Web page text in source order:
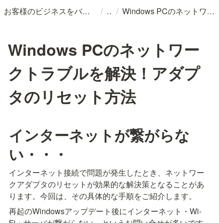
お客様のビジネスをバックアップする 。 / / Windows PCのネットワークトラブルを解決！アダプタのリセット方法
Windows PCのネットワー
クトラブルを解決！アダプ
タのリセット方法
インターネットが繋がらな
い・・・
インターネット接続で問題が発生したとき、ネットワー
クアダプタのリセットが効果的な解決策となることがあ
ります。今回は、その具体的な手順をご紹介します。
再起のWindowsアップデート後にインターネット・Wi-